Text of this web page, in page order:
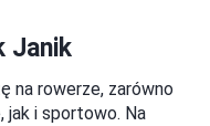
Janik
na rowerze, zarówno
jak i sportowo. Na